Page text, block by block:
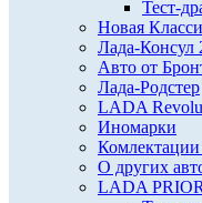
Тест-
Новая
Лада-Консул
Авто от
Лада-Родстер
LADA
Иномарки
О других
LADA